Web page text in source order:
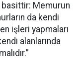
basittir: Memurun
da kendi
işleri yapmaları
alanlarında